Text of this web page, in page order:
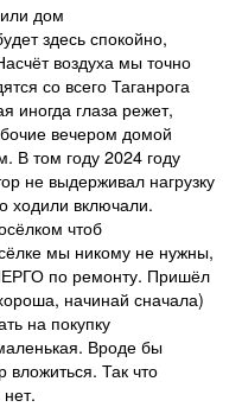
дом
здесь спокойно,
воздуха мы точно
со всего Таганрога
иногда глаза режет,
вечером домой
В том году 2024 году
не выдерживал нагрузку
ходили включали.
чтоб
мы никому не нужны,
по ремонту. Пришёл
начинай сначала)
на покупку
Вроде бы
вложиться. Так что